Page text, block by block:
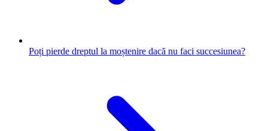
Poți pierde dreptul la moștenire dacă nu faci succesiunea?